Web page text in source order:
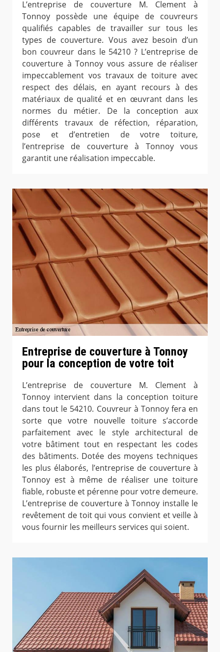
L’entreprise de couverture M. Clement à
Tonnoy possède une équipe de couvreurs
qualifiés capables de travailler sur tous les
types de couverture. Vous avez besoin d’un
bon couvreur dans le 54210 ? L’entreprise de
couverture à Tonnoy vous assure de réaliser
impeccablement vos travaux de toiture avec
respect des délais, en ayant recours à des
matériaux de qualité et en œuvrant dans les
normes du métier. De la conception aux
différents travaux de réfection, réparation,
pose et d’entretien de votre toiture,
l’entreprise de couverture à Tonnoy vous
garantit une réalisation impeccable.
Entreprise de couverture à Tonnoy
pour la conception de votre toit
L’entreprise de couverture M. Clement à
Tonnoy intervient dans la conception toiture
dans tout le 54210. Couvreur à Tonnoy fera en
sorte que votre nouvelle toiture s’accorde
parfaitement avec le style architectural de
votre bâtiment tout en respectant les codes
des bâtiments. Dotée des moyens techniques
les plus élaborés, l’entreprise de couverture à
Tonnoy est à même de réaliser une toiture
fiable, robuste et pérenne pour votre demeure.
L’entreprise de couverture à Tonnoy installe le
revêtement de toit qui vous convient et veille à
vous fournir les meilleurs services qui soient.